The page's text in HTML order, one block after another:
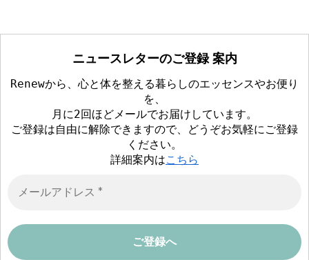
ニュースレターのご登録 案内
Renewから、心と体を整える暮らしのエッセンスやお便り
を、
月に2回ほどメールでお届けしています。
ご登録は自由に解除できますので、どうぞお気軽にご登録
ください。
詳細案内はこちら